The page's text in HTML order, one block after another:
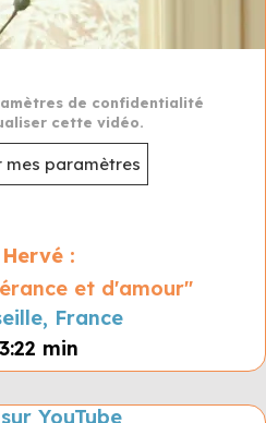
de confidentialité
cette vidéo.
mes paramètres
Hervé :
et d'amour"
France
3:22 min
YouTube